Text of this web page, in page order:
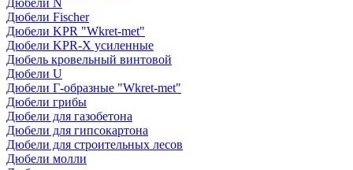
Дюбели N
Дюбели Fischer
Дюбели KPR "Wkret-met"
Дюбели KPR-Х усиленные
Дюбель кровельный винтовой
Дюбели U
Дюбели Г-образные "Wkret-met"
Дюбели грибы
Дюбели для газобетона
Дюбели для гипсокартона
Дюбели для строительных лесов
Дюбели молли